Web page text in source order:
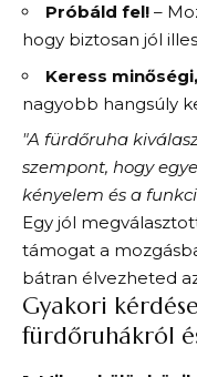
Próbáld fel! –
hogy biztosan jól
Keress
nagyobb hangsúly
"A fürdőruha
szempont, hogy
kényelem és a
Egy jól
támogat a
bátran élvezheted
Gyakori
fürdőruhákról